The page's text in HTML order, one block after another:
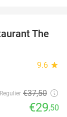
21%
The
9.6 star
Regulier €37,50
€29,50